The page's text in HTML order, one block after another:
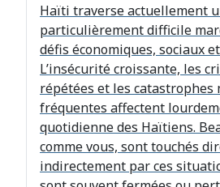
Haïti traverse actuellement
particulièrement difficile
défis économiques, sociaux
L’insécurité croissante, les
répétées et les catastrophes
fréquentes affectent
quotidienne des Haïtiens.
comme vous, sont touchés
indirectement par ces